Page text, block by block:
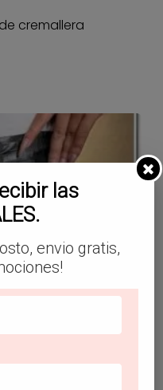
cremallera
las
envio gratis,